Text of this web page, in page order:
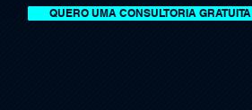
QUERO UMA CONSULTORIA GRATUITA